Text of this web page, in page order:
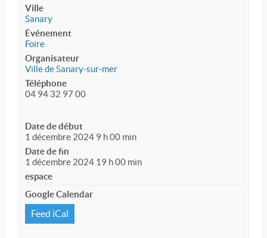
Ville
Sanary
Événement
Foire
Organisateur
Ville de Sanary-sur-mer
Téléphone
04 94 32 97 00
Date de début
1 décembre 2024 9 h 00 min
Date de fin
1 décembre 2024 19 h 00 min
espace
Google Calendar
Feed iCal